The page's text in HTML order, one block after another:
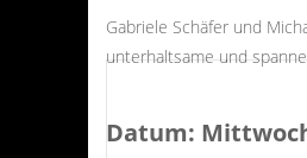
Gabriele Schäfer und
unterhaltsame und
Datum: